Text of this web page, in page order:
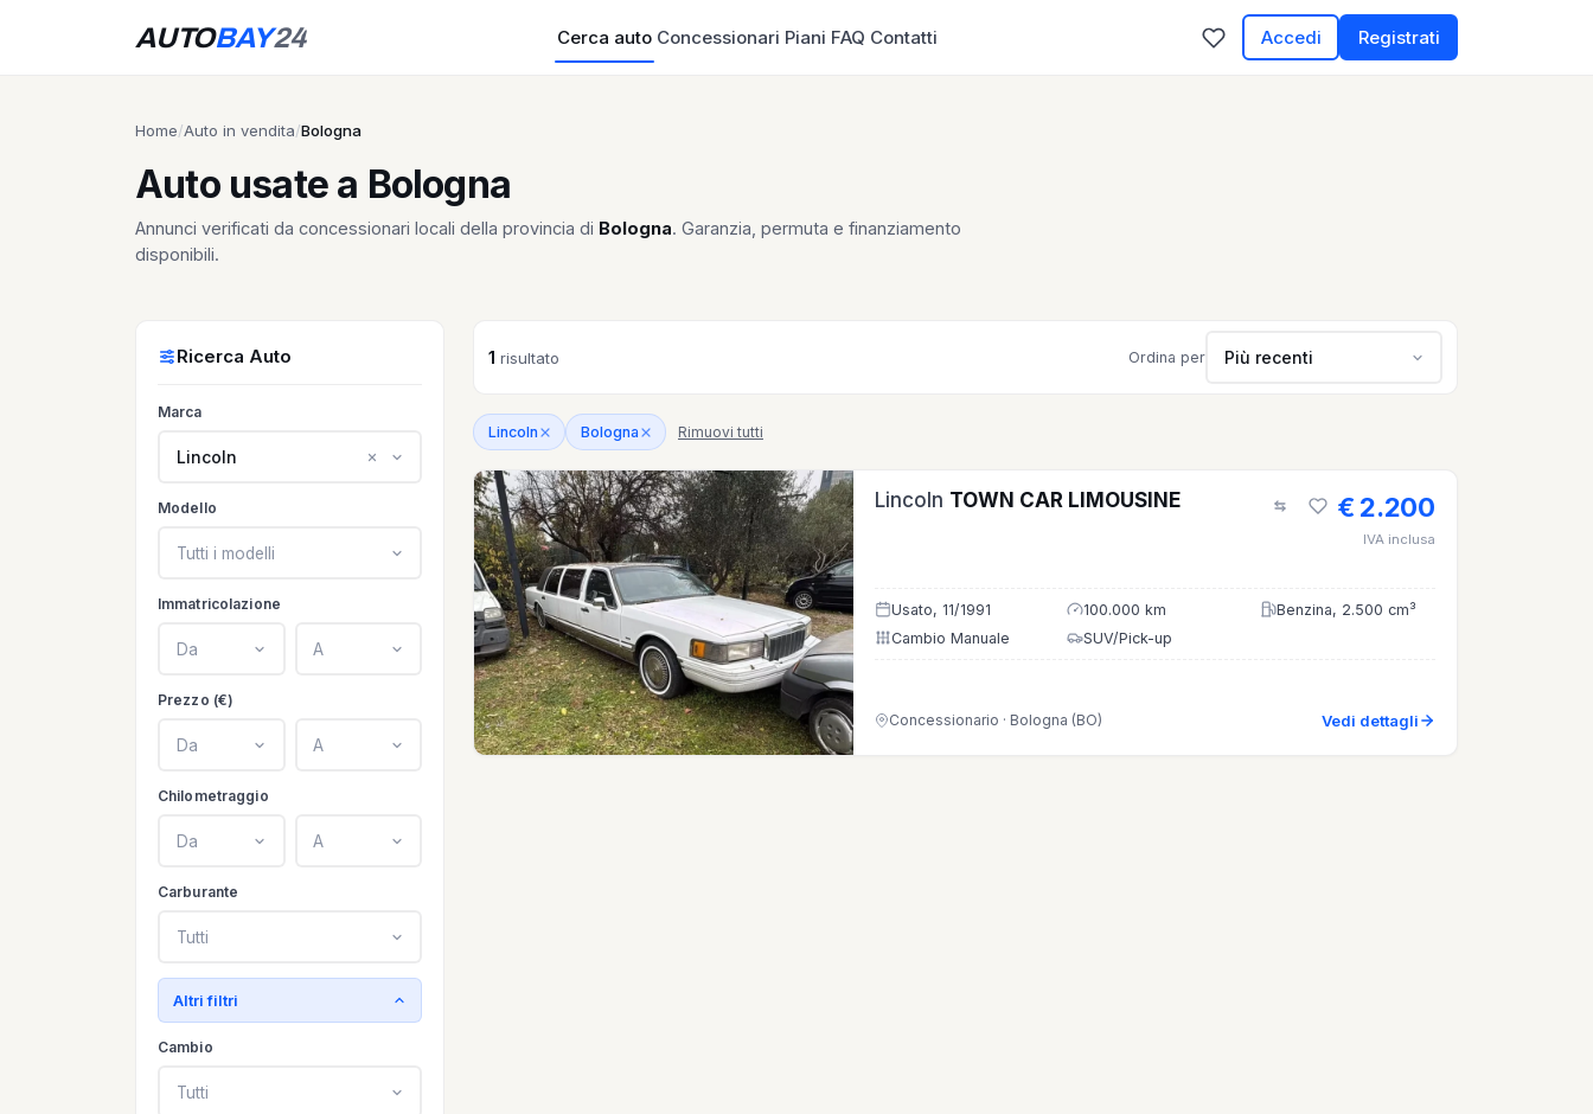
AUTOBAY24 Cerca auto Concessionari Piani FAQ Contatti Accedi Registrati
Home/Auto in vendita/Bologna
Auto usate a Bologna
Annunci verificati da concessionari locali della provincia di Bologna. Garanzia, permuta e finanziamento
disponibili.
Ricerca Auto
Marca
Lincoln
Modello
Tutti i modelli
Immatricolazione
Da A
Prezzo (€)
Da A
Chilometraggio
Da A
Carburante
Tutti
Altri filtri
Cambio
Tutti
1 risultato Ordina per Più recenti
Lincoln Bologna Rimuovi tutti
Lincoln TOWN CAR LIMOUSINE € 2.200
IVA inclusa
Usato, 11/1991 100.000 km
Benzina, 2.500 cm³
Cambio Manuale
SUV/Pick-up
Concessionario · Bologna (BO) Vedi dettagli